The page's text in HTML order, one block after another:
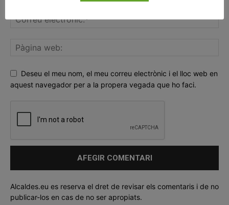
Deseu el meu nom, el meu correu electrònic i el lloc web en
aquest navegador per a la propera vegada que ho faci.
Alcaldes.eu es reserva el dret de revisar els comentaris i de no
publicar-los en cas de no ser apropiats.